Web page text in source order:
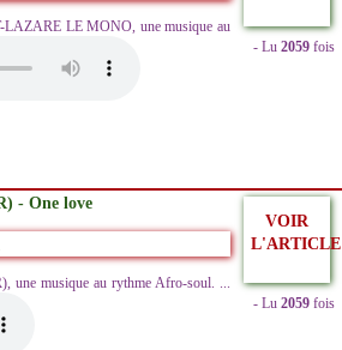
LAZARE LE MONO, une musique au
- Lu 2059 fois
- One love
une musique au rythme Afro-soul. ...
VOIR
L'ARTICLE
- Lu 2059 fois